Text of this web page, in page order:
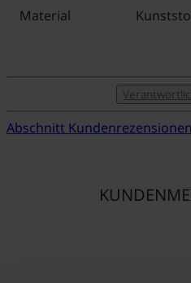
Material
Abschnitt